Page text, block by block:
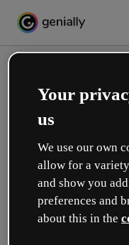
Your
us
We use our own
allow for a
and show you
preferences and
about this in the